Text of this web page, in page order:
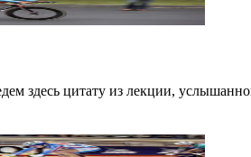
здесь цитату из лекции,